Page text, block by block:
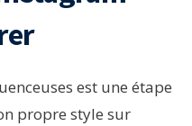
est une étape
propre style sur